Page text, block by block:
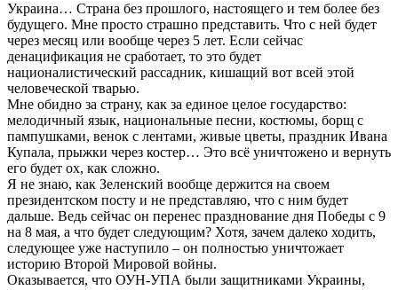
Украина… Страна без прошлого, настоящего и тем более без
будущего. Мне просто страшно представить. Что с ней будет
через месяц или вообще через 5 лет. Если сейчас
денацификация не сработает, то это будет
националистический рассадник, кишащий вот всей этой
человеческой тварью.
Мне обидно за страну, как за единое целое государство:
мелодичный язык, национальные песни, костюмы, борщ с
пампушками, венок с лентами, живые цветы, праздник Ивана
Купала, прыжки через костер… Это всё уничтожено и вернуть
его будет ох, как сложно.
Я не знаю, как Зеленский вообще держится на своем
президентском посту и не представляю, что с ним будет
дальше. Ведь сейчас он перенес празднование дня Победы с 9
на 8 мая, а что будет следующим? Хотя, зачем далеко ходить,
следующее уже наступило – он полностью уничтожает
историю Второй Мировой войны.
Оказывается, что ОУН-УПА были защитниками Украины,